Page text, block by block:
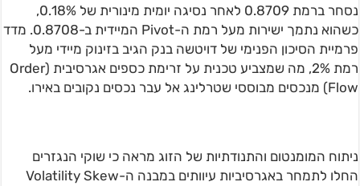
נסחר ברמת 0.8709 לאחר נסיגה יומית מינורית של 0.18%,
כשהוא נתמך ישירות מעל רמת ה-Pivot המיידית ב-0.8708. מדד
פרמיית הסיכון הפנימי של דויטשה בנק הגיב בזינוק מיידי מעל
רמת 2%, מה שמצביע טכנית על זרימת כספים אגרסיבית (Order
Flow) מנכסים מבוססי שטרלינג אל עבר נכסים נקובים באירו.
ניתוח המומנטום והתנודתיות של הזוג מראה כי שוקי הנגזרים
החלו לתמחר באגרסיביות עיוותים במבנה ה-Volatility Skew